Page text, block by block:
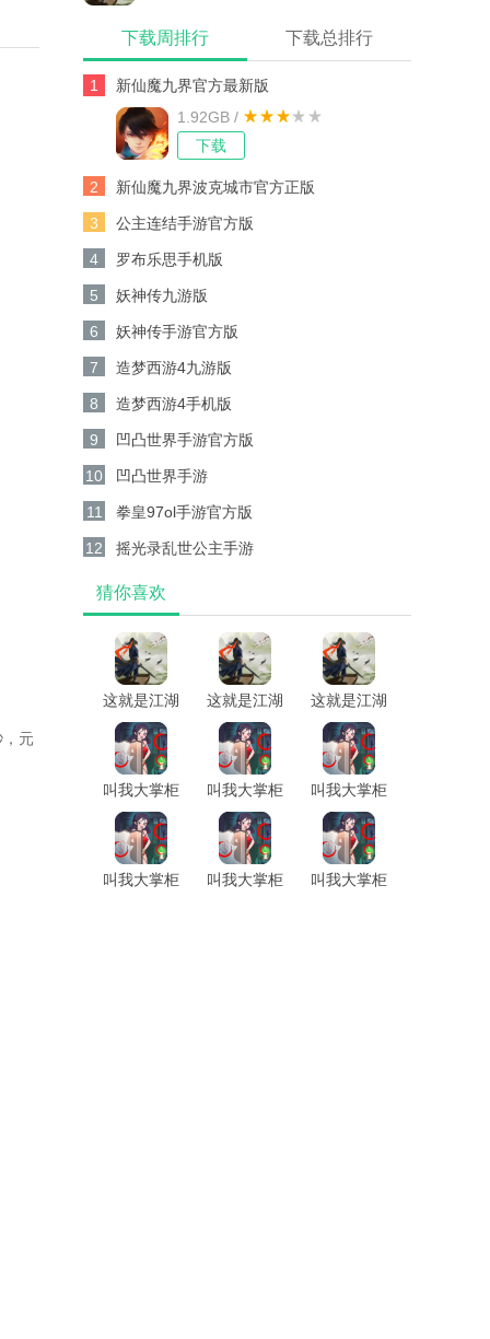
，元
下载周排行 下载总排行
1
新仙魔九界官方最新版
1.92GB /
下载
2 新仙魔九界波克城市官方正版
3 公主连结手游官方版
4 罗布乐思手机版
5 妖神传九游版
6 妖神传手游官方版
7 造梦西游4九游版
8 造梦西游4手机版
9 凹凸世界手游官方版
10 凹凸世界手游
11 拳皇97ol手游官方版
12 摇光录乱世公主手游
猜你喜欢
这就是江湖
官方正版
这就是江湖
最新版
这就是江湖
手游官方版
叫我大掌柜
华为版
叫我大掌柜
手游最新版
叫我大掌柜
手游
叫我大掌柜
叫我大掌柜
叫我大掌柜